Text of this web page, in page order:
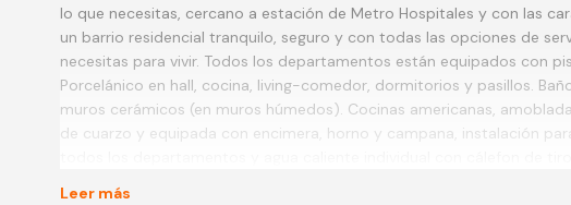
lo que necesitas, cercano a estación de Metro Hospitales y con las
un barrio residencial tranquilo, seguro y con todas las opciones de
necesitas para vivir. Todos los departamentos están equipados con
Porcelánico en hall, cocina, living-comedor, dormitorios y pasillos.
muros cerámicos (en muros húmedos). Cocinas americanas,
de cuarzo y equipada con encimera, horno y campana, instalación
Leer más